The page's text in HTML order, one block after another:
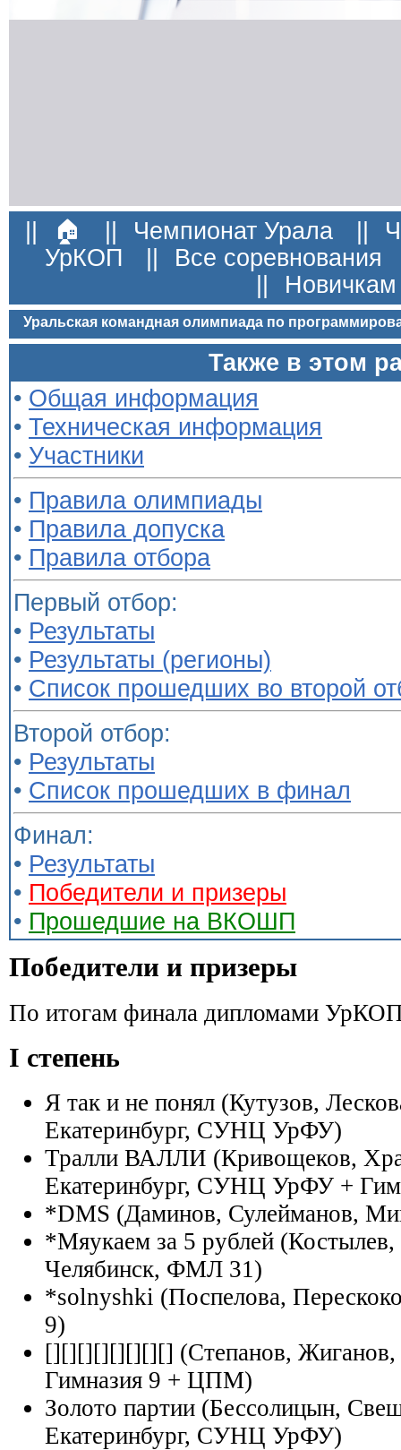
|| 🏠 || Чемпионат Урала ||
УрКОП
|| Все соревнования
||
Новичкам
Уральская командная олимпиада по
Также в этом
• Общая информация
• Техническая информация
• Участники
• Правила олимпиады
• Правила допуска
• Правила отбора
Первый отбор:
• Результаты
• Результаты (регионы)
• Список прошедших во второй
Второй отбор:
• Результаты
• Список прошедших в финал
Финал:
• Результаты
• Победители и призеры
• Прошедшие на ВКОШП
Победители и призеры
По итогам финала дипломами
I степень
Я так и не понял (Кутузов,
Екатеринбург, СУНЦ УрФУ)
Тралли ВАЛЛИ (Кривощеков,
Екатеринбург, СУНЦ УрФУ +
*DMS (Даминов, Сулейманов,
*Мяукаем за 5 рублей
Челябинск, ФМЛ 31)
*solnyshki (Поспелова,
9)
[][][][][][][][] (Степанов, Жиганов,
Гимназия 9 + ЦПМ)
Золото партии (Бессолицын,
Екатеринбург, СУНЦ УрФУ)